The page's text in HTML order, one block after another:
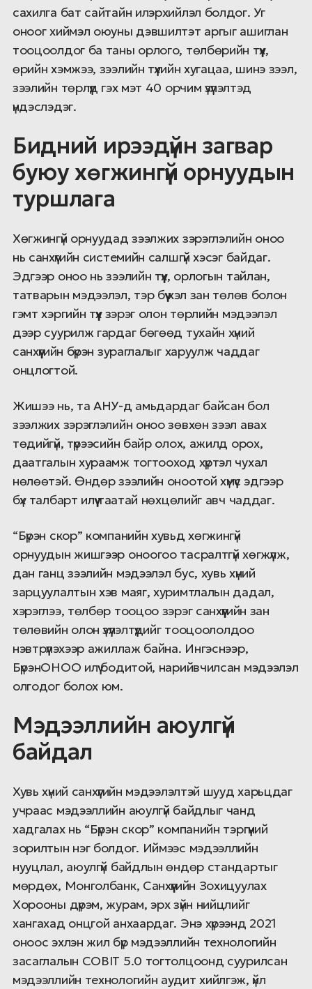
сахилга бат сайтайн илэрхийлэл болдог. Уг
оноог хиймэл оюуны дэвшилтэт аргыг ашиглан
тооцоолдог ба таны орлого, төлбөрийн түүх,
өрийн хэмжээ, зээлийн түүхийн хугацаа, шинэ зээл,
зээлийн төрлүүд гэх мэт 40 орчим үзүүлэлтэд
үндэслэдэг.
Бидний ирээдүйн загвар
буюу хөгжингүй орнуудын
туршлага
Хөгжингүй орнуудад зээлжих зэрэглэлийн оноо
нь санхүүгийн системийн салшгүй хэсэг байдаг.
Эдгээр оноо нь зээлийн түүх, орлогын тайлан,
татварын мэдээлэл, тэр бүү хэл зан төлөв болон
гэмт хэргийн түүх зэрэг олон төрлийн мэдээлэл
дээр суурилж гардаг бөгөөд тухайн хүний
санхүүгийн бүрэн зураглалыг харуулж чаддаг
онцлогтой.
Жишээ нь, та АНУ-д амьдардаг байсан бол
зээлжих зэрэглэлийн оноо зөвхөн зээл авах
төдийгүй, түрээсийн байр олох, ажилд орох,
даатгалын хураамж тогтооход хүртэл чухал
нөлөөтэй. Өндөр зээлийн оноотой хүмүүс эдгээр
бүх талбарт илүү таатай нөхцөлийг авч чаддаг.
“Бүрэн скор” компанийн хувьд хөгжингүй
орнуудын жишгээр оноогоо тасралтгүй хөгжүүлж,
дан ганц зээлийн мэдээлэл бус, хувь хүний
зарцуулалтын хэв маяг, хуримтлалын дадал,
хэрэглээ, төлбөр тооцоо зэрэг санхүүгийн зан
төлөвийн олон үзүүлэлтүүдийг тооцоололдоо
нэвтрүүлэхээр ажиллаж байна. Ингэснээр,
БүрэнОНОО илүү бодитой, нарийвчилсан мэдээлэл
олгодог болох юм.
Мэдээллийн аюулгүй
байдал
Хувь хүний санхүүгийн мэдээлэлтэй шууд харьцдаг
учраас мэдээллийн аюулгүй байдлыг чанд
хадгалах нь “Бүрэн скор” компанийн тэргүүний
зорилтын нэг болдог. Иймээс мэдээллийн
нууцлал, аюулгүй байдлын өндөр стандартыг
мөрдөх, Монголбанк, Санхүүгийн Зохицуулах
Хорооны дүрэм, журам, эрх зүйн нийцлийг
хангахад онцгой анхаардаг. Энэ хүрээнд 2021
оноос эхлэн жил бүр мэдээллийн технологийн
засаглалын COBIT 5.0 тогтолцоонд суурилсан
мэдээллийн технологийн аудит хийлгэж, үйл